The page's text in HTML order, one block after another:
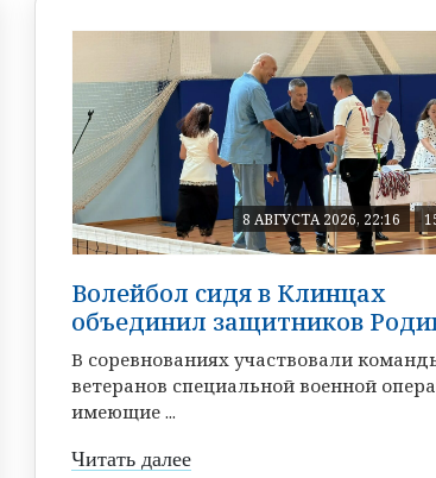
8 АВГУСТА 2026, 22:16
Волейбол сидя в Клинцах
объединил защитников
В соревнованиях участвовали
ветеранов специальной военной
имеющие ...
Читать далее